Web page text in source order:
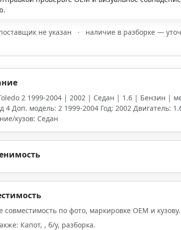
не указан ·
наличие в разборке —
2 1999-2004 | 2002 | Седан | 1.6 | Бензин |
4 Доп. модель: 2 1999-2004 Год: 2002 Двигатель:
кузов: Седан
совместимость по фото, маркировке OEM и кузову.
Капот, , б/у, разборка.